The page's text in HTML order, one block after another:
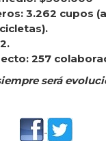
3.262 cupos
257
será